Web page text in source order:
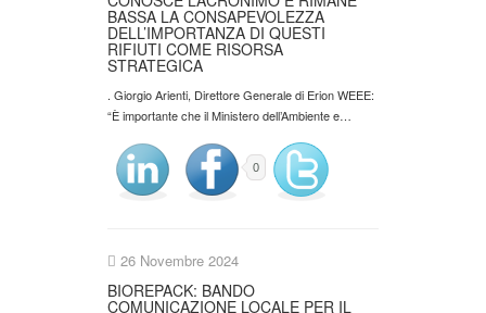
BASSA LA CONSAPEVOLEZZA
DELL’IMPORTANZA DI QUESTI
RIFIUTI COME RISORSA
STRATEGICA
. Giorgio Arienti, Direttore Generale di Erion WEEE:
“È importante che il Ministero dell’Ambiente e…
0
26 Novembre 2024
BIOREPACK: BANDO
COMUNICAZIONE LOCALE PER IL